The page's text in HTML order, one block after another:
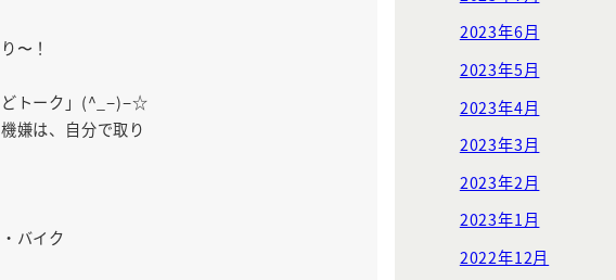
〜！
トーク」(^_−)−☆
は、自分で取り
バイク
2023年6月
2023年5月
2023年4月
2023年3月
2023年2月
2023年1月
2022年12月